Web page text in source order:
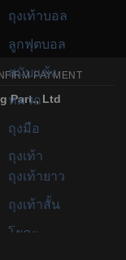
ถุงเท้าบอล
ลูกฟุตบอล
สนับแข้ง
หมวก
ถุงมือ
ถุงเท้า
ถุงเท้ายาว
ถุงเท้าสั้น
โยคะ
PAYMENT
Part., Ltd